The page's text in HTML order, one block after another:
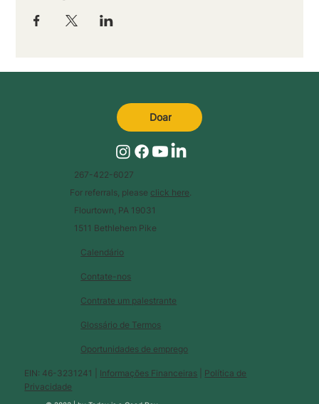
Calendário
Glossário de Termos
Contate-nos
Contrate um palestrante
Oportunidades de emprego
EIN: 46-3231241 | Informações Financeiras
Política de
Privacidade
267-422-6027
For referrals, please click here
Flourtown, PA 19031
1511 Bethlehem Pike
Doar